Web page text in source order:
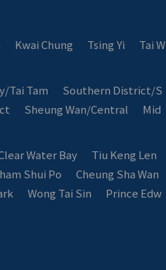
Kwai Chung Tsing Yi
Tai W
Tai Tam
Southern District/S
Sheung Wan/Central
Mid
Water Bay
Tiu Keng Len
Shui Po
Cheung Sha Wan
Wong Tai Sin
Prince Edw